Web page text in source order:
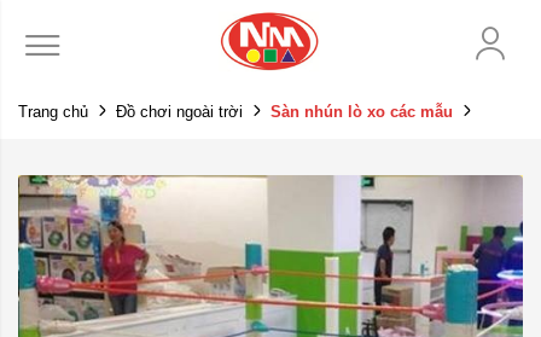
Trang chủ Đồ chơi ngoài trời Sàn nhún lò xo các mẫu